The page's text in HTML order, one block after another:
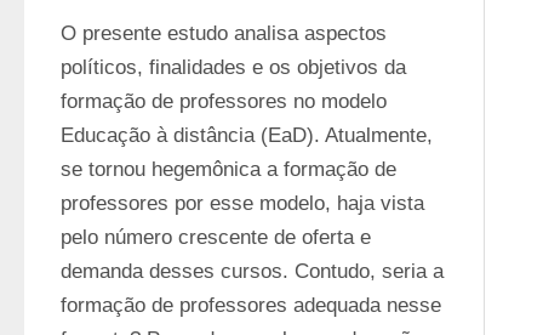
O presente estudo analisa aspectos
políticos, finalidades e os objetivos da
formação de professores no modelo
Educação à distância (EaD). Atualmente,
se tornou hegemônica a formação de
professores por esse modelo, haja vista
pelo número crescente de oferta e
demanda desses cursos. Contudo, seria a
formação de professores adequada nesse